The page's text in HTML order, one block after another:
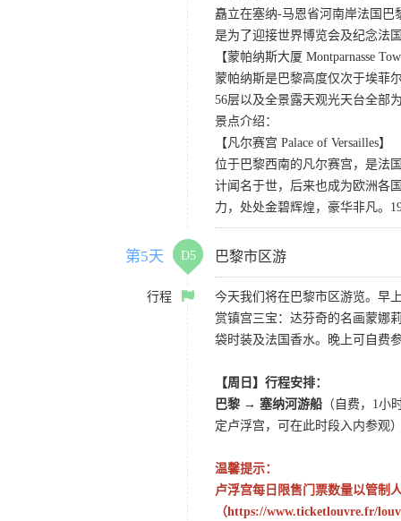
矗立在塞纳-马恩省河南岸法国巴
是为了迎接世界博览会及纪念法
【蒙帕纳斯大厦 Montparnasse
蒙帕纳斯是巴黎高度仅次于埃菲
56层以及全景露天观光天台全部
景点介绍：
【凡尔赛宫 Palace of Versailles】
位于巴黎西南的凡尔赛宫，是法
计闻名于世，后来也成为欧洲各
力，处处金碧辉煌，豪华非凡。
第5天 D5 巴黎市区游
行程
今天我们将在巴黎市区游览。早
赏镇宫三宝：达芬奇的名画蒙娜
袋时装及法国香水。晚上可自费
【周日】行程安排：
巴黎 → 塞纳河游船 （自费，1小
定卢浮宫，可在此时段入内参观
温馨提示：
卢浮宫每日限售门票数量以管制
（https://www.ticketlouvre.fr/